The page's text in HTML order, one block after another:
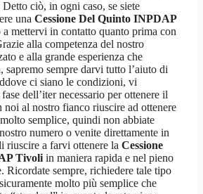
ciò, in ogni caso, se siete
una Cessione Del Quinto INPDAP
mettervi in contatto quanto prima con
alla competenza del nostro
e alla grande esperienza che
sapremo sempre darvi tutto l’aiuto di
ci siano le condizioni, vi
dell’iter necessario per ottenere il
noi al nostro fianco riuscire ad ottenere
semplice, quindi non abbiate
numero o venite direttamente in
riuscire a farvi ottenere la Cessione
Tivoli in maniera rapida e nel pieno
Ricordate sempre, richiedere tale tipo
molto più semplice che